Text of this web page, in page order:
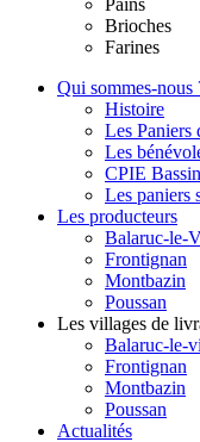
Pains
Brioches
Farines
Qui sommes-nous
Histoire
Les Paniers
Les
CPIE
Les paniers
Les producteurs
Balaruc-le-
Frontignan
Montbazin
Poussan
Les villages de
Balaruc-le-
Frontignan
Montbazin
Poussan
Actualités